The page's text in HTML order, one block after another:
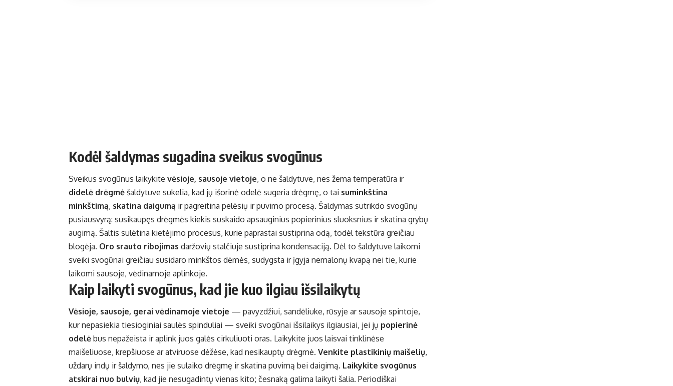
Kodėl šaldymas sugadina sveikus svogūnus
Sveikus svogūnus laikykite vėsioje, sausoje vietoje, o ne šaldytuve, nes žema temperatūra ir
didelė drėgmė šaldytuve sukelia, kad jų išorinė odelė sugeria drėgmę, o tai suminkština
minkštimą, skatina daigumą ir pagreitina pelėsių ir puvimo procesą. Šaldymas sutrikdo svogūnų
pusiausvyrą: susikaupęs drėgmės kiekis suskaido apsauginius popierinius sluoksnius ir skatina grybų
augimą. Šaltis sulėtina kietėjimo procesus, kurie paprastai sustiprina odą, todėl tekstūra greičiau
blogėja. Oro srauto ribojimas daržovių stalčiuje sustiprina kondensaciją. Dėl to šaldytuve laikomi
sveiki svogūnai greičiau susidaro minkštos dėmės, sudygsta ir įgyja nemalonų kvapą nei tie, kurie
laikomi sausoje, vėdinamoje aplinkoje.
Kaip laikyti svogūnus, kad jie kuo ilgiau išsilaikytų
Vėsioje, sausoje, gerai vėdinamoje vietoje — pavyzdžiui, sandėliuke, rūsyje ar sausoje spintoje,
kur nepasiekia tiesioginiai saulės spinduliai — sveiki svogūnai išsilaikys ilgiausiai, jei jų popierinė
odelė bus nepažeista ir aplink juos galės cirkuliuoti oras. Laikykite juos laisvai tinklinėse
maišeliuose, krepšiuose ar atviruose dėžėse, kad nesikauptų drėgmė. Venkite plastikinių maišelių,
uždarų indų ir šaldymo, nes jie sulaiko drėgmę ir skatina puvimą bei daigimą. Laikykite svogūnus
atskirai nuo bulvių, kad jie nesugadintų vienas kito; česnaką galima laikyti šalia. Periodiškai